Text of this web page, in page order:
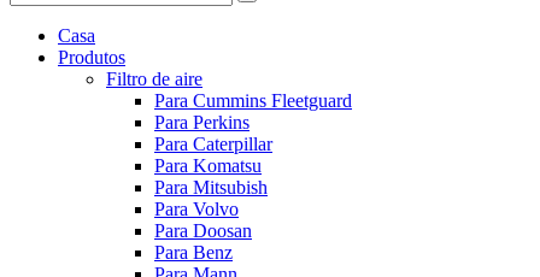
Casa
Produtos
Filtro de aire
Para Cummins Fleetguard
Para Perkins
Para Caterpillar
Para Komatsu
Para Mitsubish
Para Volvo
Para Doosan
Para Benz